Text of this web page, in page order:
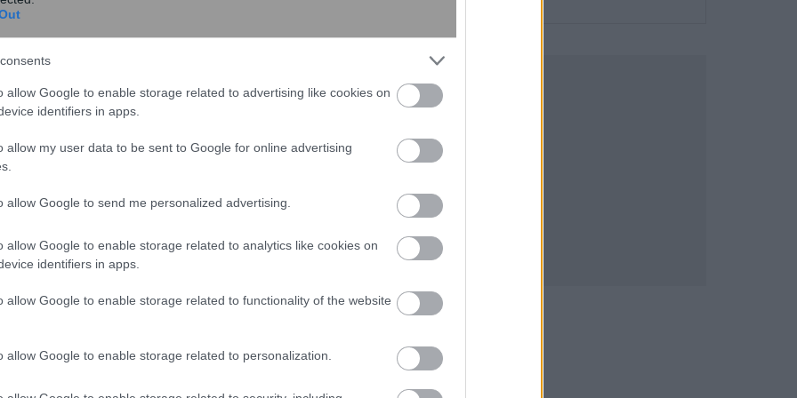
allow Google to enable storage related to advertising like cookies on
identifiers in apps.
allow my user data to be sent to Google for online advertising
allow Google to send me personalized advertising.
allow Google to enable storage related to analytics like cookies on
identifiers in apps.
allow Google to enable storage related to functionality of the website
allow Google to enable storage related to personalization.
2023 “σκαρφάλωσε” o δείκτης Τιμών Τροφίμ...
Πετρέλαιο: «Φωτιά» η τιμή του brent –
Ανέβηκε ξανά πάνω από τα 80 δολάρια
το βαρέλι
δολαρίων το βαρέλι η τιμή του αργού πετρελαίου
( brent) τ...
Συσκευασίες προϊόντων: Τι αλλάζει
Αλλάζει από τις 12 Αυγούστου o τρόπος